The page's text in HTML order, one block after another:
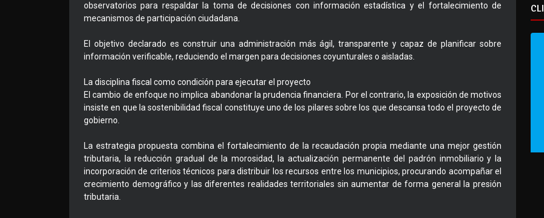
observatorios para respaldar la toma de decisiones con información estadística y el fortalecimiento de
mecanismos de participación ciudadana.
El objetivo declarado es construir una administración más ágil, transparente y capaz de planificar sobre
información verificable, reduciendo el margen para decisiones coyunturales o aisladas.
La disciplina fiscal como condición para ejecutar el proyecto
El cambio de enfoque no implica abandonar la prudencia financiera. Por el contrario, la exposición de motivos
insiste en que la sostenibilidad fiscal constituye uno de los pilares sobre los que descansa todo el proyecto de
gobierno.
La estrategia propuesta combina el fortalecimiento de la recaudación propia mediante una mejor gestión
tributaria, la reducción gradual de la morosidad, la actualización permanente del padrón inmobiliario y la
incorporación de criterios técnicos para distribuir los recursos entre los municipios, procurando acompañar el
crecimiento demográfico y las diferentes realidades territoriales sin aumentar de forma general la presión
tributaria.